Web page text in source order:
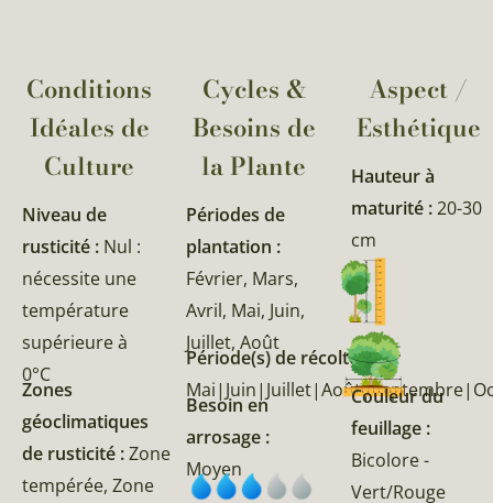
Conditions
Idéales de
Culture
Niveau de
rusticité : Nul :
nécessite une
température
supérieure à
0°C
Zones
géoclimatiques
de rusticité :Zone
tempérée, Zone
Cycles &
Besoins de
la Plante​
Périodes de
plantation :
Février, Mars,
Avril, Mai, Juin,
Juillet, Août
Période(s) de récolte :
Besoin en
arrosage :
Moyen
Aspect /
Esthétique
Hauteur à
maturité :20-30
cm
Couleur du
feuillage :
Bicolore -
Vert/Rouge